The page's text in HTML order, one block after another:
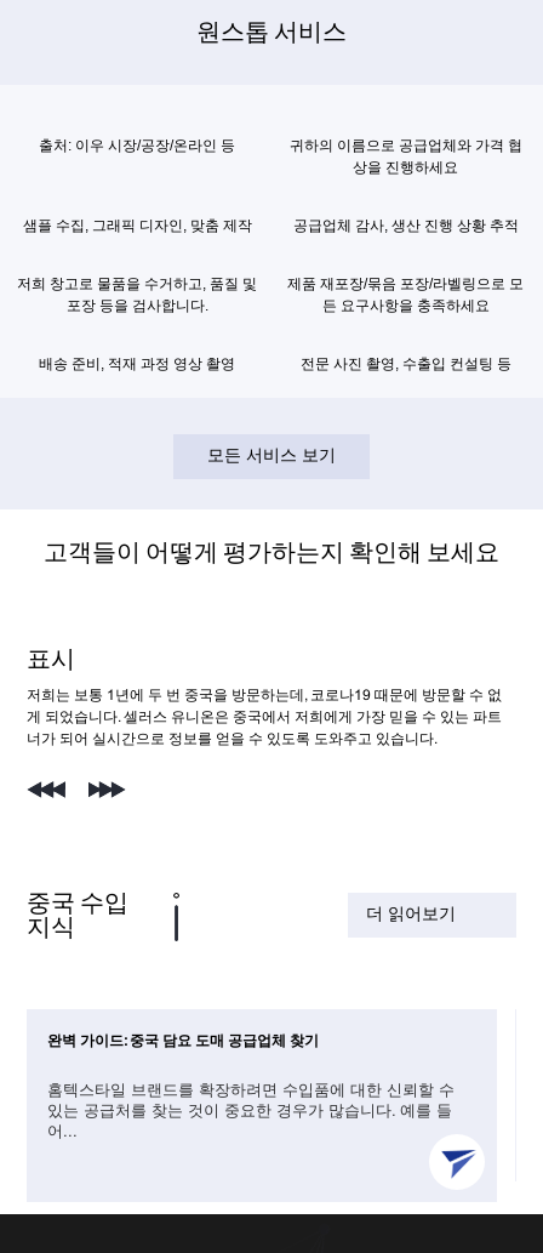
원스톱 서비스
출처: 이우 시장/공장/온라인 등
귀하의 이름으로 공급업체와 가격 협
상을 진행하세요
샘플 수집, 그래픽 디자인, 맞춤 제작 공급업체 감사, 생산 진행 상황 추적
저희 창고로 물품을 수거하고, 품질 및
포장 등을 검사합니다.
제품 재포장/묶음 포장/라벨링으로 모
든 요구사항을 충족하세요
배송 준비, 적재 과정 영상 촬영 전문 사진 촬영, 수출입 컨설팅 등
모든 서비스 보기
고객들이 어떻게 평가하는지 확인해 보세요
표시
저희는 보통 1년에 두 번 중국을 방문하는데, 코로나19 때문에 방문할 수 없
게 되었습니다. 셀러스 유니온은 중국에서 저희에게 가장 믿을 수 있는 파트
너가 되어 실시간으로 정보를 얻을 수 있도록 도와주고 있습니다.
율리에스
저희는 사업 규모가 워낙 커서 중국에 3개의 협력 구매 대리점을 두고 있습니
다. 판매자 연합에서 제공하는 서비스는 최고 수준이며, 매우 만족합니다!
라완드
이전에 신뢰할 수 없는 공급업체들을 만난 적이 있어서 중국 구매대행업체의
도움을 받기로 했습니다. 당신을 만나게 되어 정말 기쁩니다. 덕분에 많은 도
움을 받았습니다.
네이선 헨리
제품 스타일, 가격, 품질 모두 훌륭합니다. 판매자 연합과 협력해 온 여러 해 동
안 매출이 증가했습니다. 정말 잘하셨습니다!
모하메드 이르판
판매자 조합은 매우 전문적이며, 항상 제 요구사항을 신속하고 효율적으로 처
리해 줍니다. 무엇보다도, 덕분에 구매 비용을 절감할 수 있었고 사업이 더욱
성장했습니다.
중국 수입
지식
더 읽어보기
완벽 가이드: 중국 담요 도매 공급업체 찾기
홈텍스타일 브랜드를 확장하려면 수입품에 대한 신뢰할 수
있는 공급처를 찾는 것이 중요한 경우가 많습니다. 예를 들
어...